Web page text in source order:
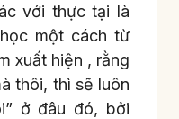
với thực tại là
một cách từ
xuất hiện , rằng
thôi, thì sẽ luôn
ở đâu đó, bởi